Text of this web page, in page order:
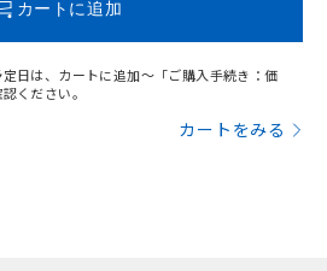
カートに追加
日は、カートに追加～「ご購入手続き：価
ください。
カートをみる